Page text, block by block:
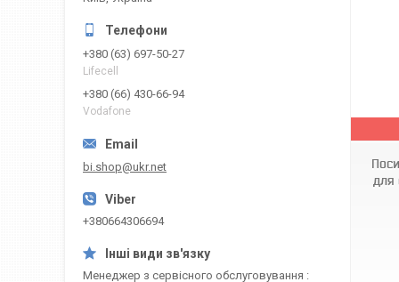
для
+380 (63) 697-50-27
Lifecell
+380 (66) 430-66-94
Vodafone
bi.shop@ukr.net
+380664306694
Менеджер з сервісного обслуговування